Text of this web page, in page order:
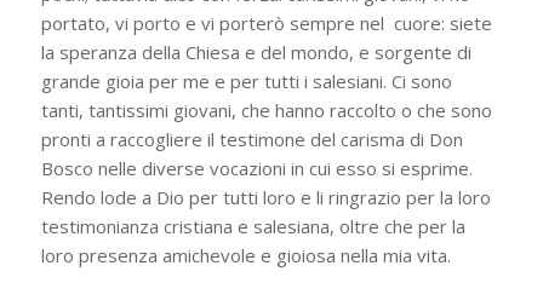
portato, vi porto e vi porterò sempre nel cuore: siete
la speranza della Chiesa e del mondo, e sorgente di
grande gioia per me e per tutti i salesiani. Ci sono
tanti, tantissimi giovani, che hanno raccolto o che sono
pronti a raccogliere il testimone del carisma di Don
Bosco nelle diverse vocazioni in cui esso si esprime.
Rendo lode a Dio per tutti loro e li ringrazio per la loro
testimonianza cristiana e salesiana, oltre che per la
loro presenza amichevole e gioiosa nella mia vita.